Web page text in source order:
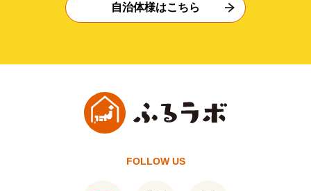
自治体様はこちら
FOLLOW US